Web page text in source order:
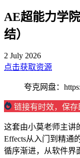
AE超能力学
结）
2 July 2026
点击获取资源
夸克网盘：
链接有时效，保存
这套由小莫老师主讲
Effects从入门到精通
循序渐进，从软件界